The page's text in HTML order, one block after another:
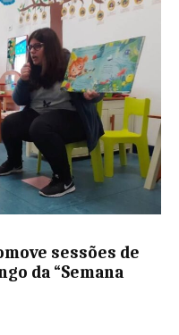
sessões de
da “Semana